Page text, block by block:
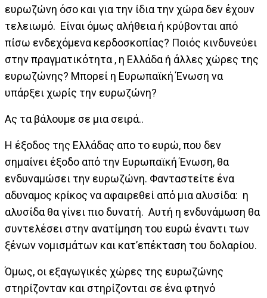
ευρωζώνη όσο και για την ίδια την χώρα δεν έχουν
τελειωμό. Είναι όμως αλήθεια ή κρύβονται από
πίσω ενδεχόμενα κερδοσκοπίας? Ποιός κινδυνεύει
στην πραγματικότητα , η Ελλάδα ή άλλες χώρες της
ευρωζώνης? Μπορεί η Ευρωπαϊκή Ένωση να
υπάρξει χωρίς την ευρωζώνη?
Ας τα βάλουμε σε μια σειρά..
Η έξοδος της Ελλάδας απο το ευρώ, που δεν
σημαίνει έξοδο από την Ευρωπαϊκή Ένωση, θα
ενδυναμώσει την ευρωζώνη. Φανταστείτε ένα
αδυναμος κρίκος να αφαιρεθεί από μια αλυσίδα: η
αλυσίδα θα γίνει πιο δυνατή. Αυτή η ενδυνάμωση θα
συντελέσει στην ανατίμηση του ευρώ έναντι των
ξένων νομισμάτων και κατ’επέκταση του δολαρίου.
Όμως, οι εξαγωγικές χώρες της ευρωζώνης
στηρίζονταν και στηρίζονται σε ένα φτηνό